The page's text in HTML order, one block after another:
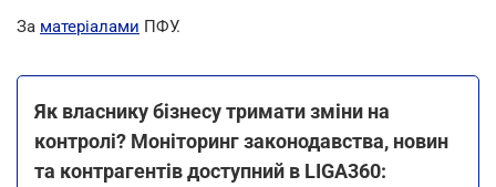
За матеріалами ПФУ.
Як власнику бізнесу тримати зміни на
контролі? Моніторинг законодавства, новин
та контрагентів доступний в LIGA360: